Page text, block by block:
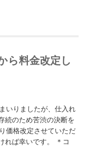
ら料金改定し
いりましたが、仕入れ
続のため苦渋の決断を
価格改定させていただ
れば幸いです。 ＊コ